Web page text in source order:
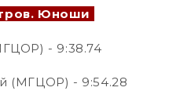
Юноши
- 9:38.74
(МГЦОР) - 9:54.28